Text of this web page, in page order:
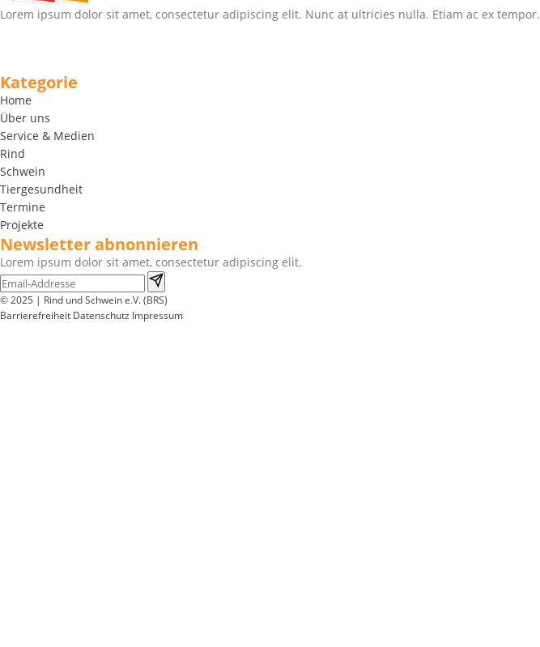
Lorem ipsum dolor sit amet, consectetur adipiscing elit. Nunc at ultricies nulla. Etiam ac ex tempor.
Kategorie
Home
Über uns
Service & Medien
Rind
Schwein
Tiergesundheit
Termine
Projekte
Newsletter abnonnieren
Lorem ipsum dolor sit amet, consectetur adipiscing elit.
© 2025 | Rind und Schwein e.V. (BRS)
Barrierefreiheit Datenschutz Impressum